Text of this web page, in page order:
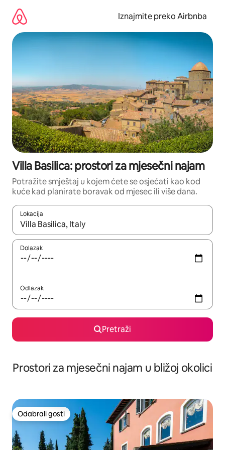
sadržaj
Iznajmite preko Airbnba
Villa Basilica: prostori za mjesečni najam
Potražite smještaj u kojem ćete se osjećati kao kod
kuće kad planirate boravak od mjesec ili više dana.
Lokacija
Kada budu dostupni rezultati, moći ćete ih pregledati
Dolazak
Odlazak
Pretraži
Prostori za mjesečni najam u bližoj okolici
Odabrali gosti
Odabrali gosti